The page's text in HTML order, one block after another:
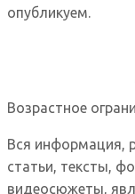
опубликуем.
Возрастное
Вся информация,
статьи, тексты,
видеосюжеты,